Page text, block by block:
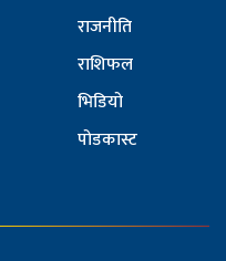
राजनीति
राशिफल
भिडियो
पोडकास्ट